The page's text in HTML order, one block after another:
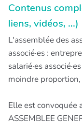
Contenus
liens, vidéos, ...)
L'assemblée des
associé·es :
salarié·es
moindre proportion,
Elle est convoquée
ASSEMBLEE